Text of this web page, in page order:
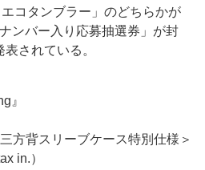
コタンブラー」のどちらかが
ンバー入り応募抽選券」が封
されている。
』
方背スリーブケース特別仕様＞
in.）